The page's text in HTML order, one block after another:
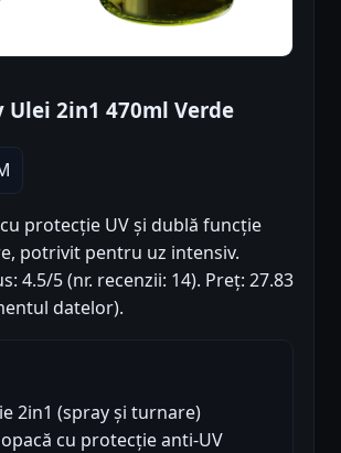
Ulei 2in1 470ml Verde
protecție UV și dublă funcție
potrivit pentru uz intensiv.
4.5/5 (nr. recenzii: 14). Preț: 27.83
datelor).
2in1 (spray și turnare)
cu protecție anti-UV